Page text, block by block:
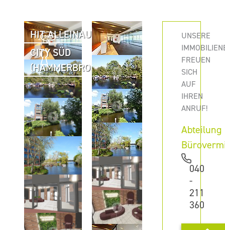
HIT ALLEINAUFTRAG
CITY SÜD
(HAMMERBROOK)
UNSERE
FREUEN
SICH
AUF
IHREN
ANRUF!
Abteilung
040
-
211
360